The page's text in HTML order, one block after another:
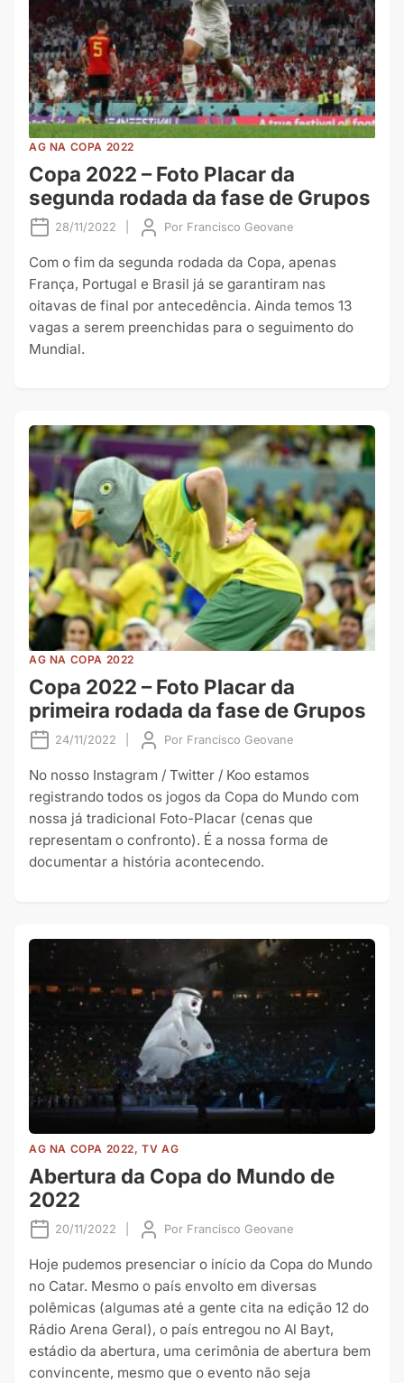
AG NA COPA 2022
Copa 2022 – Foto Placar da
segunda rodada da fase de Grupos
28/11/2022 Por Francisco Geovane
Com o fim da segunda rodada da Copa, apenas
França, Portugal e Brasil já se garantiram nas
oitavas de final por antecedência. Ainda temos 13
vagas a serem preenchidas para o seguimento do
Mundial.
AG NA COPA 2022
Copa 2022 – Foto Placar da
primeira rodada da fase de Grupos
24/11/2022 Por Francisco Geovane
No nosso Instagram / Twitter / Koo estamos
registrando todos os jogos da Copa do Mundo com
nossa já tradicional Foto-Placar (cenas que
representam o confronto). É a nossa forma de
documentar a história acontecendo.
AG NA COPA 2022, TV AG
Abertura da Copa do Mundo de
2022
20/11/2022 Por Francisco Geovane
Hoje pudemos presenciar o início da Copa do Mundo
no Catar. Mesmo o país envolto em diversas
polêmicas (algumas até a gente cita na edição 12 do
Rádio Arena Geral), o país entregou no Al Bayt,
estádio da abertura, uma cerimônia de abertura bem
convincente, mesmo que o evento não seja